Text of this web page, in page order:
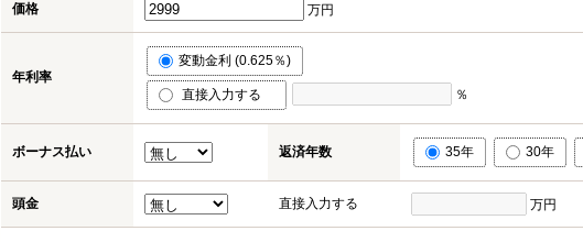
価格 万円
年利率
変動金利 (0.625％)
直接入力する ％
ボーナス払い 返済年数 35年 30年
頭金 直接入力する 万円